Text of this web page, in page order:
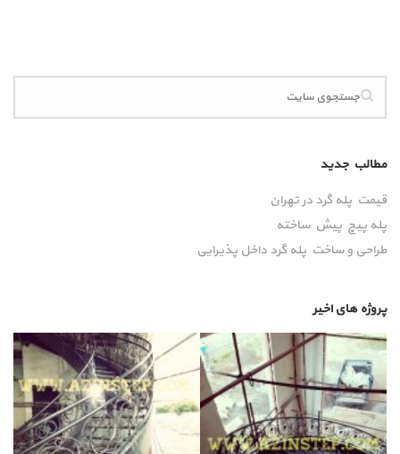
مطالب جدید
قیمت پله گرد در تهران
پله پیچ پیش‌ ساخته
طراحی و ساخت پله گرد داخل پذیرایی
پروژه های اخیر